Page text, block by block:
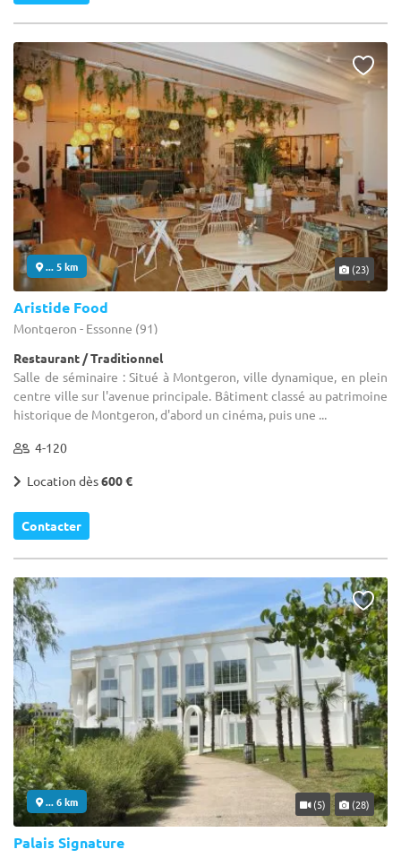
... 5 km (23)
Aristide Food
Montgeron - Essonne (91)
Restaurant / Traditionnel
Salle de séminaire : Situé à Montgeron, ville dynamique, en plein
centre ville sur l'avenue principale. Bâtiment classé au patrimoine
historique de Montgeron, d'abord un cinéma, puis une ...
4-120
Location dès600 €
Contacter
... 6 km (5) (28)
Palais Signature